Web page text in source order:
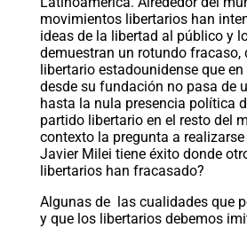
movimientos libertarios han
ideas de la libertad al público y
demuestran un rotundo fracaso,
libertario estadounidense que
desde su fundación no pasa de
hasta la nula presencia política
partido libertario en el resto del
contexto la pregunta a realizarse
Javier Milei tiene éxito donde
libertarios han fracasado?
Algunas de las cualidades que
y que los libertarios debemos